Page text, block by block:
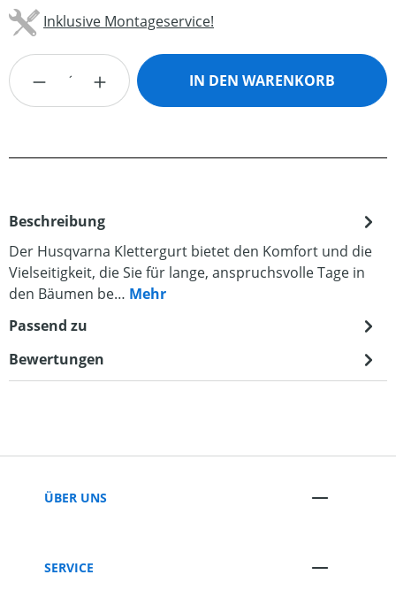
Inklusive Montageservice!
Produkt Anzahl: Gib den gewünschten
IN DEN WARENKORB
Beschreibung
Der Husqvarna Klettergurt bietet den Komfort und die
Vielseitigkeit, die Sie für lange, anspruchsvolle Tage in
den Bäumen be… Mehr
Passend zu
Bewertungen
ÜBER UNS
SERVICE